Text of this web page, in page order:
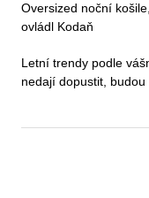
Oversized noční
ovládl Kodaň
Letní trendy podle
nedají dopustit,